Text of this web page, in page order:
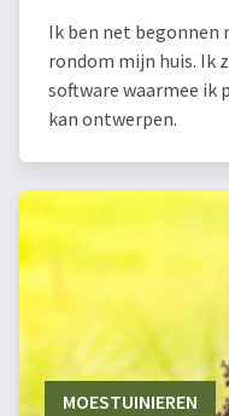
Ik ben net
rondom mijn huis. Ik
software waarmee ik
kan ontwerpen.
MOESTUINIEREN